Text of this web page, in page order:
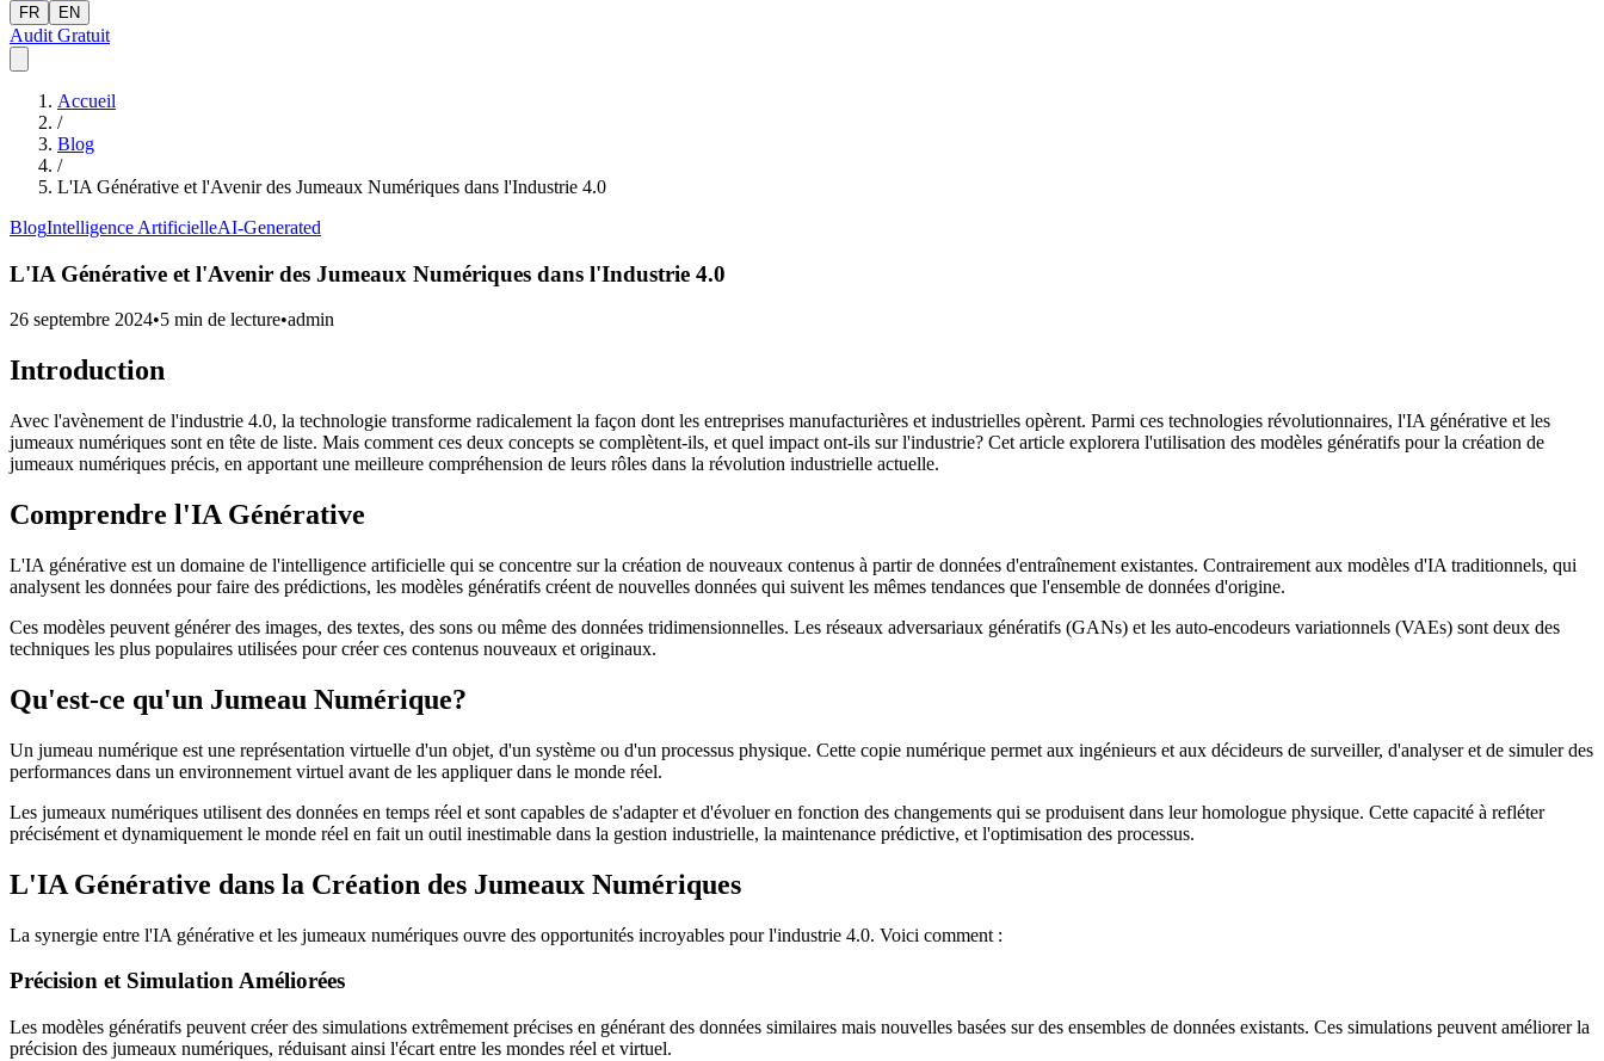
FR EN
Audit Gratuit
Accueil
/
Blog
/
L'IA Générative et l'Avenir des Jumeaux Numériques dans l'Industrie 4.0
BlogIntelligence ArtificielleAI-Generated
L'IA Générative et l'Avenir des Jumeaux Numériques dans l'Industrie 4.0
26 septembre 2024•5 min de lecture•admin
Introduction
Avec l'avènement de l'industrie 4.0, la technologie transforme radicalement la façon dont les entreprises manufacturières et industrielles opèrent. Parmi ces technologies révolutionnaires, l'IA générative et les
jumeaux numériques sont en tête de liste. Mais comment ces deux concepts se complètent-ils, et quel impact ont-ils sur l'industrie? Cet article explorera l'utilisation des modèles génératifs pour la création de
jumeaux numériques précis, en apportant une meilleure compréhension de leurs rôles dans la révolution industrielle actuelle.
Comprendre l'IA Générative
L'IA générative est un domaine de l'intelligence artificielle qui se concentre sur la création de nouveaux contenus à partir de données d'entraînement existantes. Contrairement aux modèles d'IA traditionnels, qui
analysent les données pour faire des prédictions, les modèles génératifs créent de nouvelles données qui suivent les mêmes tendances que l'ensemble de données d'origine.
Ces modèles peuvent générer des images, des textes, des sons ou même des données tridimensionnelles. Les réseaux adversariaux génératifs (GANs) et les auto-encodeurs variationnels (VAEs) sont deux des
techniques les plus populaires utilisées pour créer ces contenus nouveaux et originaux.
Qu'est-ce qu'un Jumeau Numérique?
Un jumeau numérique est une représentation virtuelle d'un objet, d'un système ou d'un processus physique. Cette copie numérique permet aux ingénieurs et aux décideurs de surveiller, d'analyser et de simuler des
performances dans un environnement virtuel avant de les appliquer dans le monde réel.
Les jumeaux numériques utilisent des données en temps réel et sont capables de s'adapter et d'évoluer en fonction des changements qui se produisent dans leur homologue physique. Cette capacité à refléter
précisément et dynamiquement le monde réel en fait un outil inestimable dans la gestion industrielle, la maintenance prédictive, et l'optimisation des processus.
L'IA Générative dans la Création des Jumeaux Numériques
La synergie entre l'IA générative et les jumeaux numériques ouvre des opportunités incroyables pour l'industrie 4.0. Voici comment :
Précision et Simulation Améliorées
Les modèles génératifs peuvent créer des simulations extrêmement précises en générant des données similaires mais nouvelles basées sur des ensembles de données existants. Ces simulations peuvent améliorer la
précision des jumeaux numériques, réduisant ainsi l'écart entre les mondes réel et virtuel.